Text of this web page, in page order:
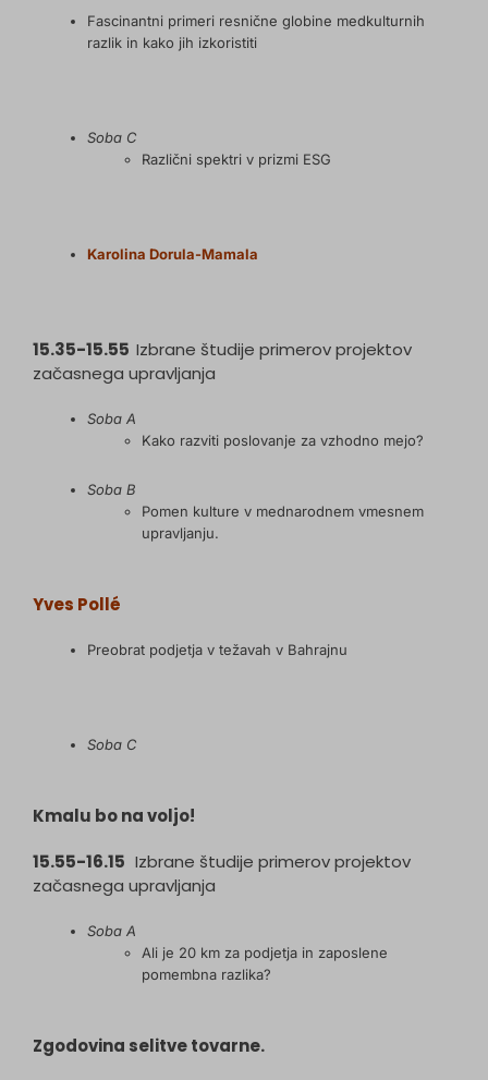
Fascinantni primeri resnične globine medkulturnih
razlik in kako jih izkoristiti
Soba C
Različni spektri v prizmi ESG
Karolina Dorula-Mamala
15.35-15.55 Izbrane študije primerov projektov
začasnega upravljanja
Soba A
Kako razviti poslovanje za vzhodno mejo?
Soba B
Pomen kulture v mednarodnem vmesnem
upravljanju.
Yves Pollé
Preobrat podjetja v težavah v Bahrajnu
Soba C
Kmalu bo na voljo!
15.55-16.15 Izbrane študije primerov projektov
začasnega upravljanja
Soba A
Ali je 20 km za podjetja in zaposlene
pomembna razlika?
Zgodovina selitve tovarne.